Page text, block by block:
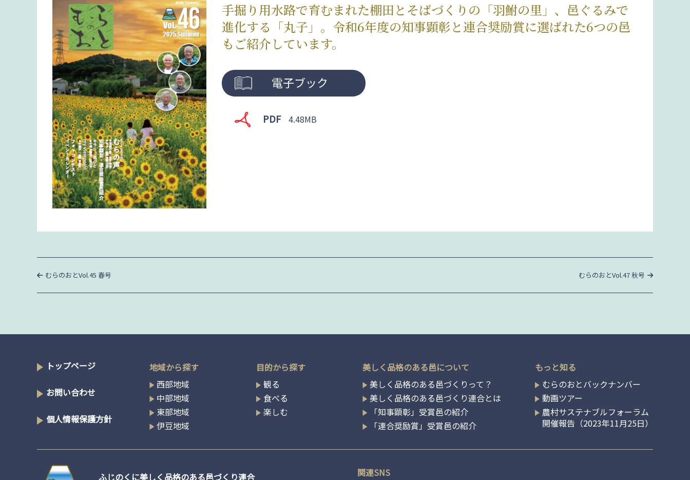
手掘り用水路で育むまれた棚田とそばづくりの「羽鮒の里」、邑ぐるみで
進化する「丸子」。令和6年度の知事顕彰と連合奨励賞に選ばれた6つの邑
もご紹介しています。
電子ブック
PDF 4.48MB
投
稿
ナ
ビ
ゲ
ー
シ
ョ
過
の
むらのおとVol.45 春号
次
投
むらのおとVol.47 秋号
トップページ
お問い合わせ
個人情報保護方針
地域から探す
西部地域
中部地域
東部地域
伊豆地域
目的から探す
観る
食べる
楽しむ
美しく品格のある邑について
美しく品格のある邑づくりって？
美しく品格のある邑づくり連合とは
「知事顕彰」受賞邑の紹介
「連合奨励賞」受賞邑の紹介
もっと知る
むらのおとバックナンバー
動画ツアー
農村サステナブルフォーラム
開催報告（2023年11月25日）
ふじのくに美しく品格のある邑づくり連合 関連SNS